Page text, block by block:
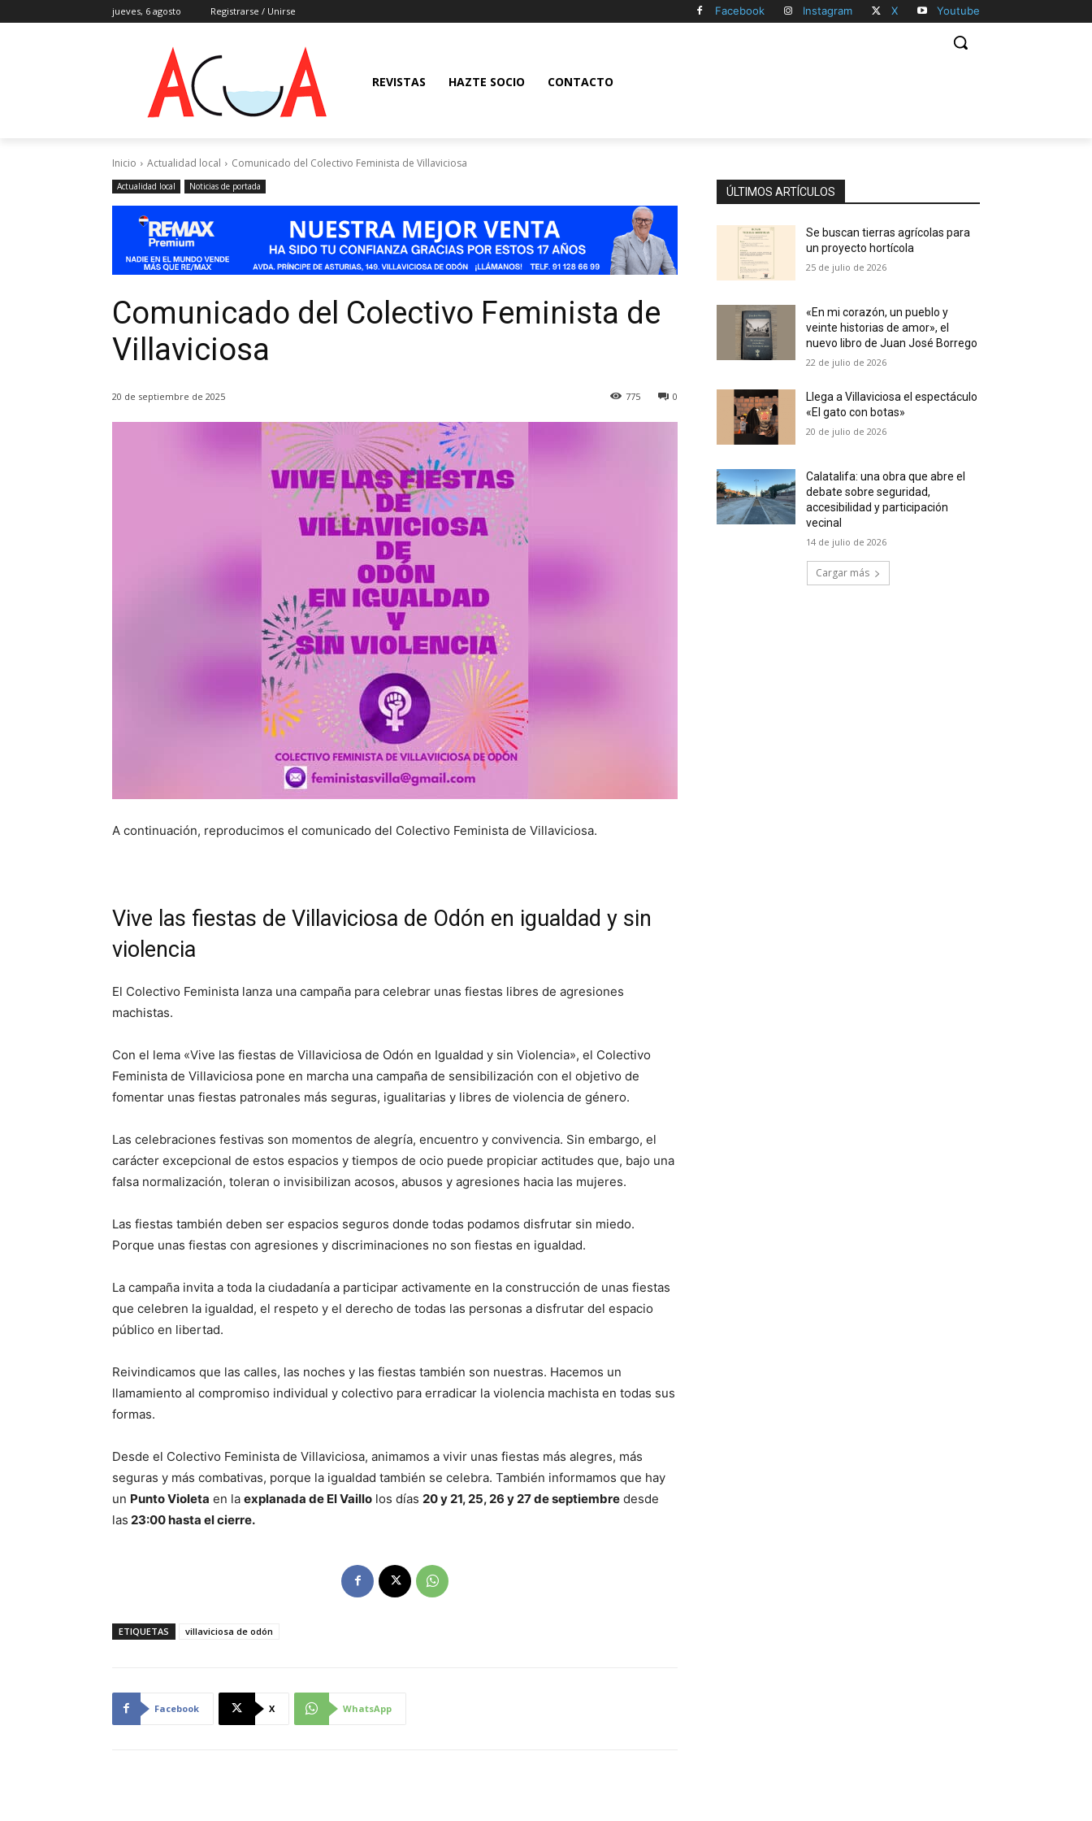
jueves, 6 agosto Registrarse / Unirse Facebook Instagram X Youtube
REVISTAS HAZTE SOCIO CONTACTO
Inicio Actualidad local Comunicado del Colectivo Feminista de Villaviciosa
Actualidad local Noticias de portada
Comunicado del Colectivo Feminista de
Villaviciosa
20 de septiembre de 2025 0
775
A continuación, reproducimos el comunicado del Colectivo Feminista de Villaviciosa.
Vive las fiestas de Villaviciosa de Odón en igualdad y sin
violencia
El Colectivo Feminista lanza una campaña para celebrar unas fiestas libres de agresiones
machistas.
Con el lema «Vive las fiestas de Villaviciosa de Odón en Igualdad y sin Violencia», el Colectivo
Feminista de Villaviciosa pone en marcha una campaña de sensibilización con el objetivo de
fomentar unas fiestas patronales más seguras, igualitarias y libres de violencia de género.
Las celebraciones festivas son momentos de alegría, encuentro y convivencia. Sin embargo, el
carácter excepcional de estos espacios y tiempos de ocio puede propiciar actitudes que, bajo una
falsa normalización, toleran o invisibilizan acosos, abusos y agresiones hacia las mujeres.
Las fiestas también deben ser espacios seguros donde todas podamos disfrutar sin miedo.
Porque unas fiestas con agresiones y discriminaciones no son fiestas en igualdad.
La campaña invita a toda la ciudadanía a participar activamente en la construcción de unas fiestas
que celebren la igualdad, el respeto y el derecho de todas las personas a disfrutar del espacio
público en libertad.
Reivindicamos que las calles, las noches y las fiestas también son nuestras. Hacemos un
llamamiento al compromiso individual y colectivo para erradicar la violencia machista en todas sus
formas.
Desde el Colectivo Feminista de Villaviciosa, animamos a vivir unas fiestas más alegres, más
seguras y más combativas, porque la igualdad también se celebra. También informamos que hay
un Punto Violeta en la explanada de El Vaillo los días 20 y 21, 25, 26 y 27 de septiembre desde
las 23:00 hasta el cierre.
ETIQUETAS villaviciosa de odón
Facebook X WhatsApp
ÚLTIMOS ARTÍCULOS
Se buscan tierras agrícolas para
un proyecto hortícola
25 de julio de 2026
«En mi corazón, un pueblo y
veinte historias de amor», el
nuevo libro de Juan José Borrego
22 de julio de 2026
Llega a Villaviciosa el espectáculo
«El gato con botas»
20 de julio de 2026
Calatalifa: una obra que abre el
debate sobre seguridad,
accesibilidad y participación
vecinal
14 de julio de 2026
Cargar más